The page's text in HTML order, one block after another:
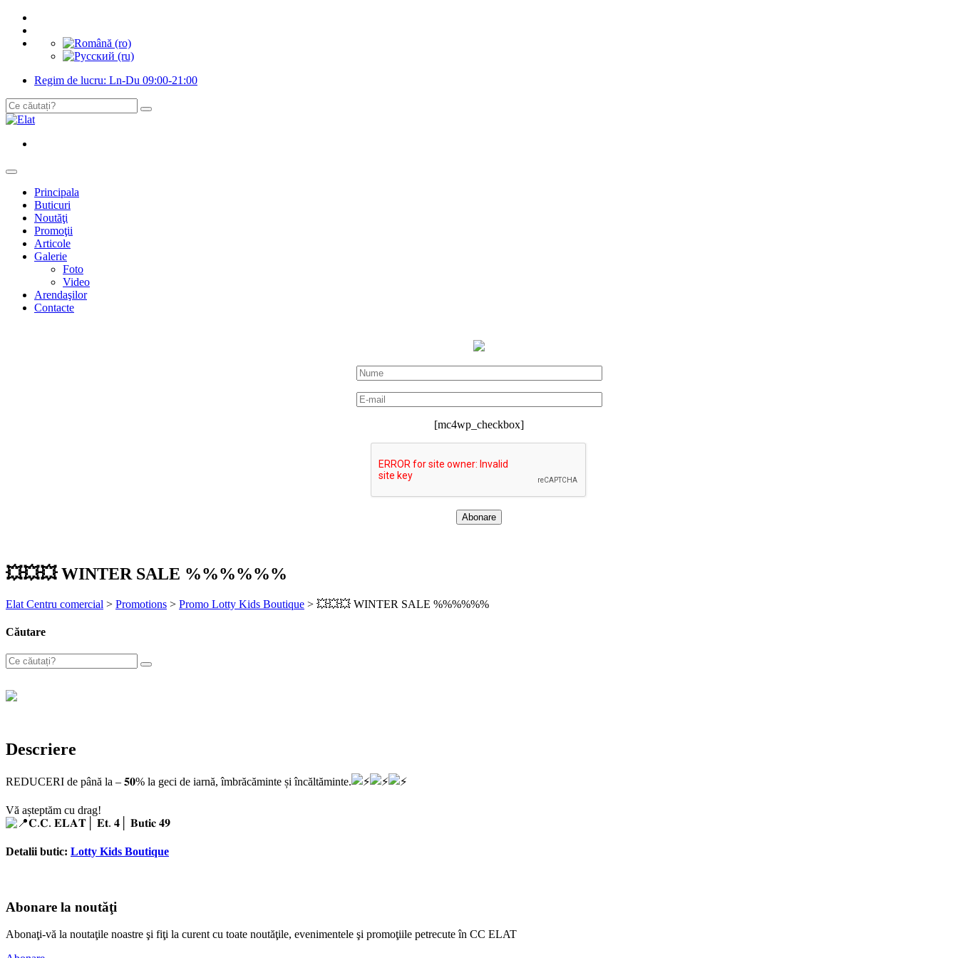
Regim de lucru: Ln-Du 09:00-21:00
Principala
Buticuri
Noutăţi
Promoţii
Articole
Galerie
Foto
Video
Arendaşilor
Contacte
[mc4wp_checkbox]
💥💥💥 WINTER SALE %%%%%%
Elat Centru comercial > Promotions > Promo Lotty Kids Boutique > 💥💥💥 WINTER SALE %%%%%%
Căutare
Descriere
REDUCERI de până la – 𝟓𝟎% la geci de iarnă, îmbrăcăminte și încăltăminte.
Vă așteptăm cu drag!
𝐂.𝐂. 𝐄𝐋𝐀𝐓│ 𝐄𝐭. 𝟒│ 𝐁𝐮𝐭𝐢𝐜 𝟒𝟗
Detalii butic: Lotty Kids Boutique
Abonare la noutăţi
Abonaţi-vă la noutaţile noastre şi fiţi la curent cu toate noutăţile, evenimentele şi promoţiile petrecute în CC ELAT